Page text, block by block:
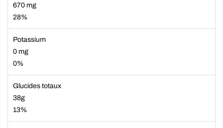
670 mg
28%
Potassium
0 mg
0%
Glucides totaux
38g
13%